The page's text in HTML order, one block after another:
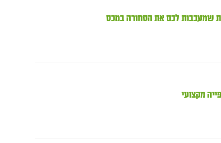
מקצועי